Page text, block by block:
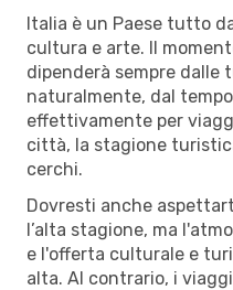
Italia è un Paese tutto
cultura e arte. Il
dipenderà sempre dalle
naturalmente, dal
effettivamente per
città, la stagione
cerchi.
Dovresti anche
l’alta stagione, ma
e l'offerta culturale e
alta. Al contrario, i